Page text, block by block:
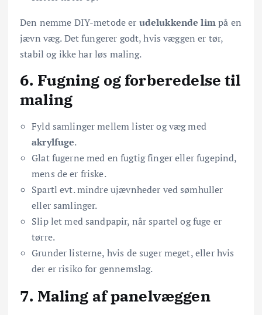
Den nemme DIY-metode er udelukkende limpå en
jævn væg. Det fungerer godt, hvis væggen er tør,
stabil og ikke har løs maling.
6. Fugning og forberedelse til
maling
Fyld samlinger mellem lister og væg med
akrylfuge.
Glat fugerne med en fugtig finger eller fugepind,
mens de er friske.
Spartl evt. mindre ujævnheder ved sømhuller
eller samlinger.
Slip let med sandpapir, når spartel og fuge er
tørre.
Grunder listerne, hvis de suger meget, eller hvis
der er risiko for gennemslag.
7. Maling af panelvæggen